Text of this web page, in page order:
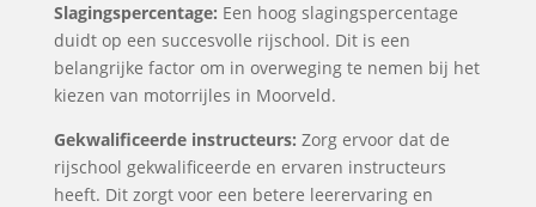
Slagingspercentage: Een hoog slagingspercentage
duidt op een succesvolle rijschool. Dit is een
belangrijke factor om in overweging te nemen bij het
kiezen van motorrijles in Moorveld.
Gekwalificeerde instructeurs: Zorg ervoor dat de
rijschool gekwalificeerde en ervaren instructeurs
heeft. Dit zorgt voor een betere leerervaring en